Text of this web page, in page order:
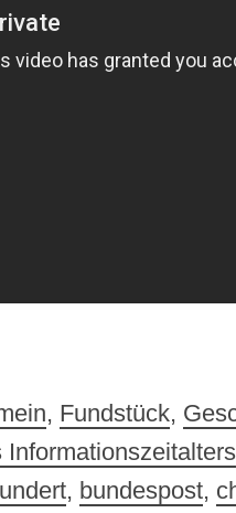
, Fundstück,
, bundespost,